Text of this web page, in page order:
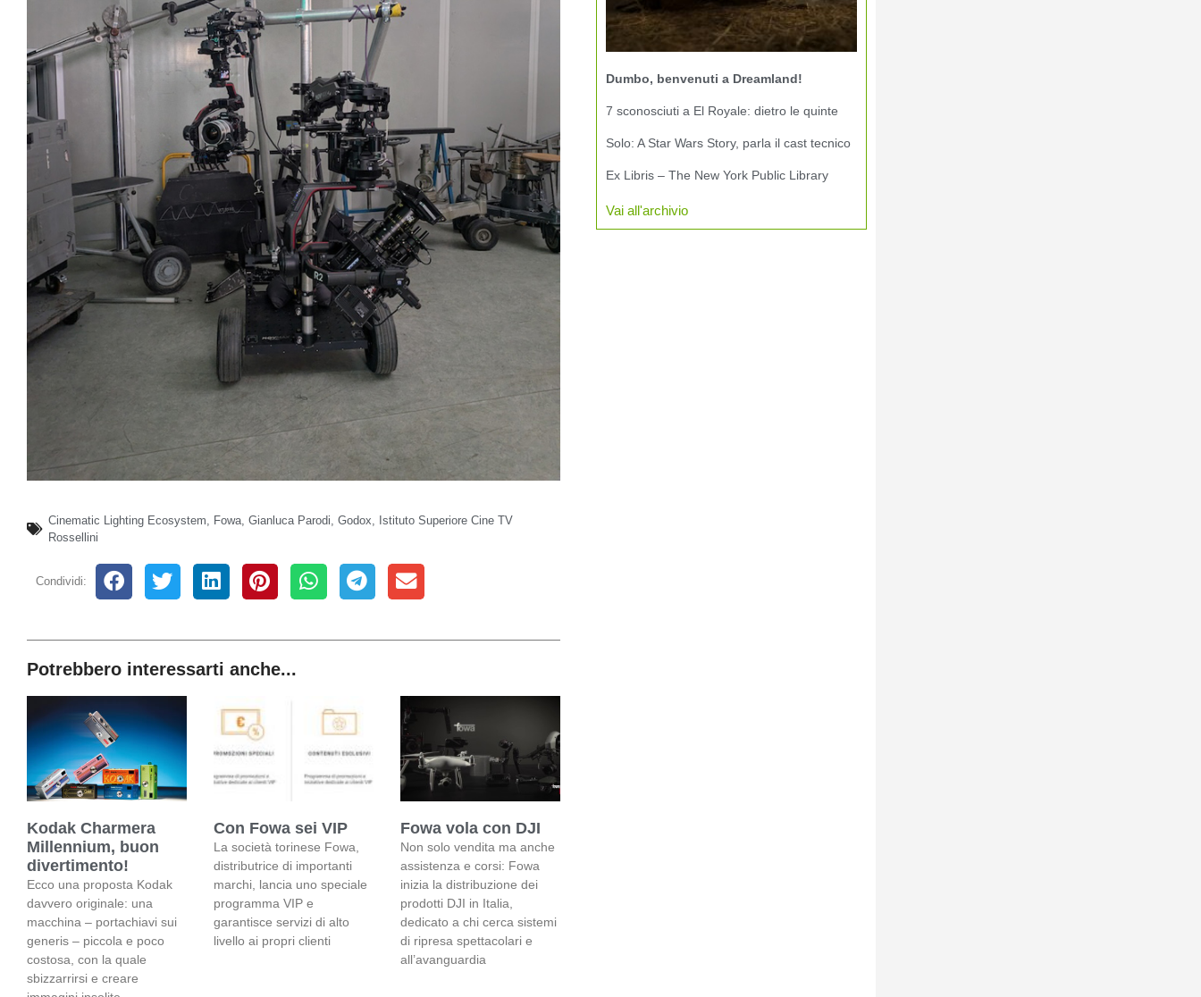
Cinematic Lighting Ecosystem Fowa Gianluca Parodi Godox
Istituto Superiore Cine TV
Rossellini
Condividi:
Potrebbero interessarti anche...
Kodak Charmera
Millennium, buon
divertimento!
Ecco una proposta Kodak
davvero originale: una
macchina – portachiavi sui
generis – piccola e poco
costosa, con la quale
sbizzarrirsi e creare
Con Fowa sei VIP
La società torinese Fowa,
distributrice di importanti
marchi, lancia uno speciale
programma VIP e
garantisce servizi di alto
livello ai propri clienti
Fowa vola con DJI
Non solo vendita ma anche
assistenza e corsi: Fowa
inizia la distribuzione dei
prodotti DJI in Italia,
dedicato a chi cerca sistemi
di ripresa spettacolari e
all’avanguardia
Dumbo, benvenuti a Dreamland!
7 sconosciuti a El Royale: dietro le quinte
Solo: A Star Wars Story, parla il cast tecnico
Ex Libris – The New York Public Library
Vai all'archivio